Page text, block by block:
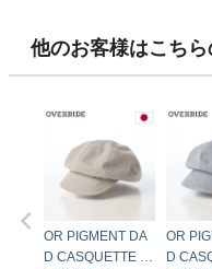
他のお客様はこち
OR PIGMENT DA
D CASQUETTE S
OR
D